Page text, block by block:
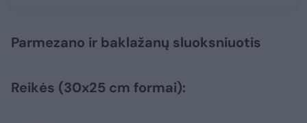
Parmezano ir baklažanų sluoksniuotis
Reikės (30x25 cm formai):